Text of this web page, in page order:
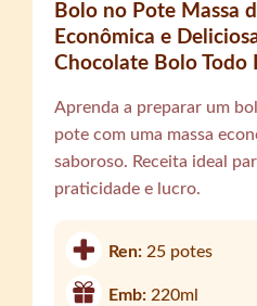
Bolo no Pote Massa
Econômica e
Chocolate Bolo Todo
Aprenda a preparar um
pote com uma massa
saboroso. Receita ideal
praticidade e lucro.
Ren:25 potes
Emb:220ml